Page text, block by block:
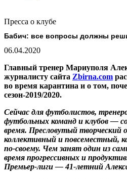
Пресса о клубе
Бабич: все вопросы должны
06.04.2020
Главный тренер Мариуполя
журналисту сайта Zbirna.com
во время карантина и о том,
сезон-2019/2020.
Сейчас для футболистов,
футбольных команд и клубов —
время. Пресловутый творческий
коллективный и повсеместный,
по-своему. Чем занят один из
время прогрессивных и
Премьер-лиги — 41-летний